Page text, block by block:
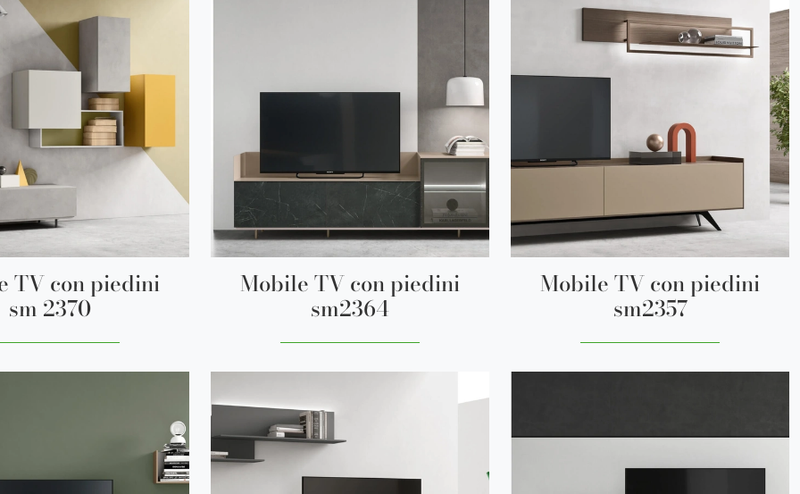
TV con piedini
sm 2370
Mobile TV con piedini
sm2364
Mobile TV con piedini
sm2357